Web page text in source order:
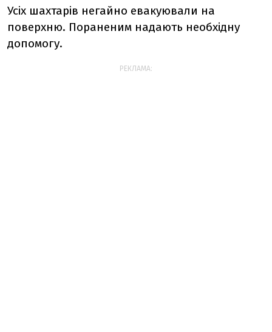
Усіх шахтарів негайно евакуювали на
поверхню. Пораненим надають необхідну
допомогу.
РЕКЛАМА: